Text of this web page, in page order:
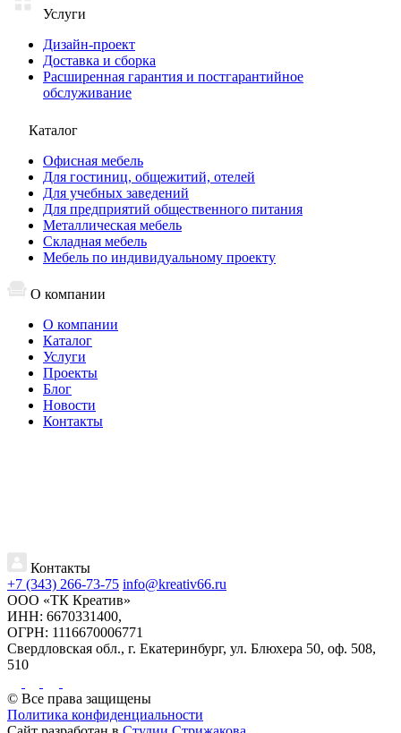
Услуги
Дизайн-проект
Доставка и сборка
Расширенная гарантия и постгарантийное
обслуживание
Каталог
Офисная мебель
Для гостиниц, общежитий, отелей
Для учебных заведений
Для предприятий общественного питания
Металлическая мебель
Складная мебель
Мебель по индивидуальному проекту
О компании
О компании
Каталог
Услуги
Проекты
Блог
Новости
Контакты
Контакты
+7 (343) 266-73-75 info@kreativ66.ru
ООО «ТК Креатив»
ИНН: 6670331400,
ОГРН: 1116670006771
Свердловская обл., г. Екатеринбург, ул. Блюхера 50, оф. 508,
510
© Все права защищены
Политика конфиденциальности